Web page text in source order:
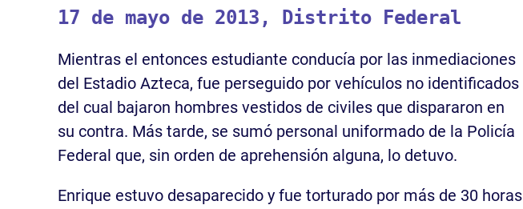
17 de mayo de 2013, Distrito Federal
Mientras el entonces estudiante conducía por las inmediaciones
del Estadio Azteca, fue perseguido por vehículos no identificados
del cual bajaron hombres vestidos de civiles que dispararon en
su contra. Más tarde, se sumó personal uniformado de la Policía
Federal que, sin orden de aprehensión alguna, lo detuvo.
Enrique estuvo desaparecido y fue torturado por más de 30 horas